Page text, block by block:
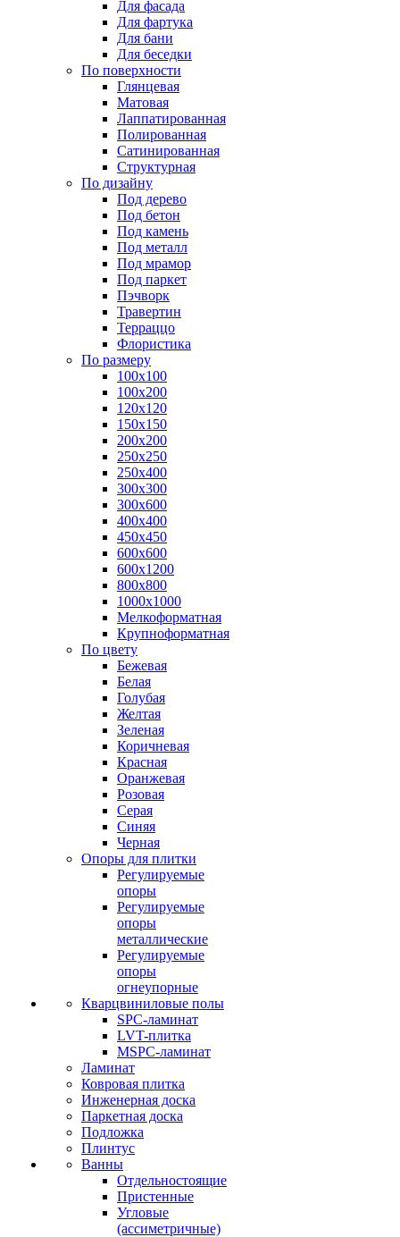
Для фасада
Для фартука
Для бани
Для беседки
По поверхности
Глянцевая
Матовая
Лаппатированная
Полированная
Сатинированная
Структурная
По дизайну
Под дерево
Под бетон
Под камень
Под металл
Под мрамор
Под паркет
Пэчворк
Травертин
Терраццо
Флористика
По размеру
100х100
100х200
120х120
150х150
200х200
250х250
250х400
300х300
300х600
400х400
450х450
600х600
600х1200
800х800
1000х1000
Мелкоформатная
Крупноформатная
По цвету
Бежевая
Белая
Голубая
Желтая
Зеленая
Коричневая
Красная
Оранжевая
Розовая
Серая
Синяя
Черная
Опоры для плитки
Регулируемые
опоры
Регулируемые
опоры
металлические
Регулируемые
опоры
огнеупорные
Кварцвиниловые полы
SPC-ламинат
LVT-плитка
MSPC-ламинат
Ламинат
Ковровая плитка
Инженерная доска
Паркетная доска
Подложка
Плинтус
Ванны
Отдельностоящие
Пристенные
Угловые
(ассиметричные)